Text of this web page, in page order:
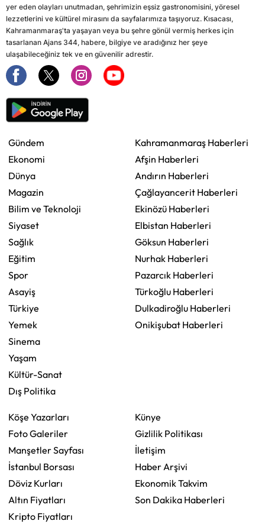
yer eden olayları unutmadan, şehrimizin eşsiz gastronomisini, yöresel
lezzetlerini ve kültürel mirasını da sayfalarımıza taşıyoruz. Kısacası,
Kahramanmaraş'ta yaşayan veya bu şehre gönül vermiş herkes için
tasarlanan Ajans 344, habere, bilgiye ve aradığınız her şeye
ulaşabileceğiniz tek ve en güvenilir adrestir.
Gündem
Ekonomi
Dünya
Magazin
Bilim ve Teknoloji
Siyaset
Sağlık
Eğitim
Spor
Asayiş
Türkiye
Yemek
Sinema
Yaşam
Kültür-Sanat
Dış Politika
Kahramanmaraş Haberleri
Afşin Haberleri
Andırın Haberleri
Çağlayancerit Haberleri
Ekinözü Haberleri
Elbistan Haberleri
Göksun Haberleri
Nurhak Haberleri
Pazarcık Haberleri
Türkoğlu Haberleri
Dulkadiroğlu Haberleri
Onikişubat Haberleri
Köşe Yazarları
Foto Galeriler
Manşetler Sayfası
İstanbul Borsası
Döviz Kurları
Altın Fiyatları
Kripto Fiyatları
Künye
Gizlilik Politikası
İletişim
Haber Arşivi
Ekonomik Takvim
Son Dakika Haberleri